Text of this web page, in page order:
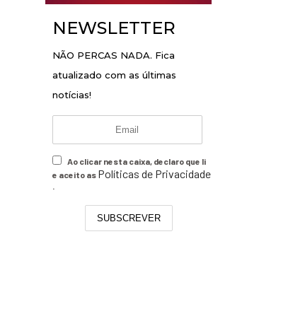
NEWSLETTER
NÃO PERCAS NADA. Fica
atualizado com as últimas
notícias!
Ao clicar nesta caixa, declaro que li
e aceito as Políticas de Privacidade
.
SUBSCREVER